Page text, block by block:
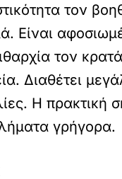
τον
Είναι
τον
Διαθέτει
Η πρακτική
γρήγορα.